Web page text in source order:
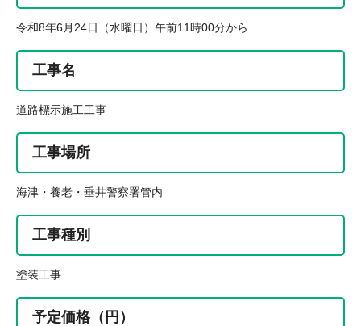
令和8年6月24日（水曜日）午前11時00分から
工事名
道路標示施工工事
工事場所
海津・養老・垂井警察署管内
工事種別
塗装工事
予定価格（円）